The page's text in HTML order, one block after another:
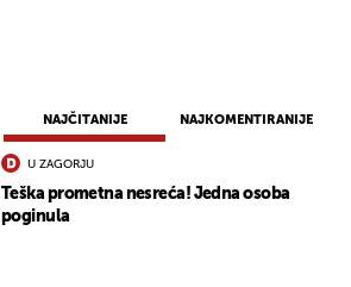
NAJČITANIJE NAJKOMENTIRANIJE
U ZAGORJU
Teška prometna nesreća! Jedna osoba
poginula